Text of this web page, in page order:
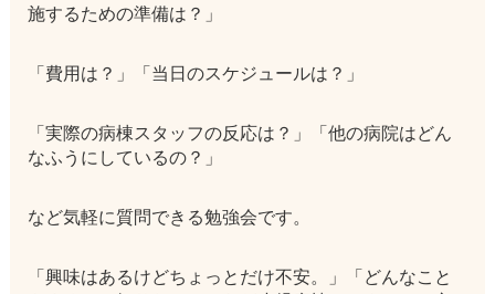
施するための準備は？」
「費用は？」「当日のスケジュールは？」
「実際の病棟スタッフの反応は？」「他の病院はどん
なふうにしているの？」
など気軽に質問できる勉強会です。
「興味はあるけどちょっとだけ不安。」「どんなこと